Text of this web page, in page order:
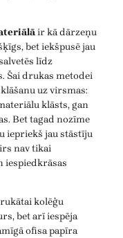
ir kā dārzeņu
bet iekšpusē jau
līdz
Šai drukas metodei
uz virsmas:
klāsts, gan
Bet tagad nozīme
iepriekš jau stāstīju
nav tikai
iespiedkrāsas
kolēģu
bet arī iespēja
ofisa papīra